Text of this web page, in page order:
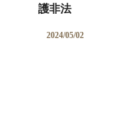
護非法
2024/05/02